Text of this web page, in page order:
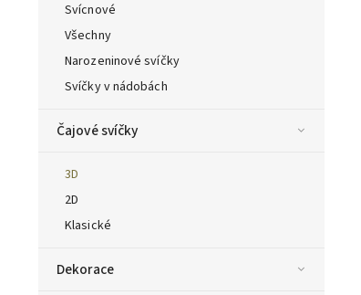
Svícnové
Všechny
Narozeninové svíčky
Svíčky v nádobách
Čajové svíčky
3D
2D
Klasické
Dekorace